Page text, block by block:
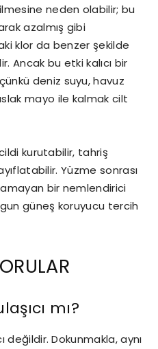
neden olabilir; bu
azalmış gibi
klor da benzer şekilde
Ancak bu etki kalıcı bir
deniz suyu, havuz
mayo ile kalmak cilt
kurutabilir, tahriş
Yüzme sonrası
bir nemlendirici
güneş koruyucu tercih
mı?
değildir. Dokunmakla, aynı